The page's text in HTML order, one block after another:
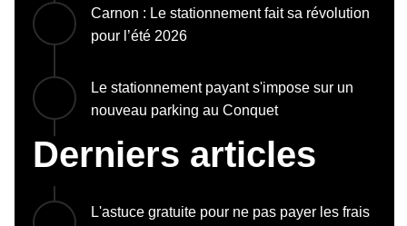
Carnon : Le stationnement fait sa révolution
pour l’été 2026
Le stationnement payant s'impose sur un
nouveau parking au Conquet
Derniers articles
L'astuce gratuite pour ne pas payer les frais